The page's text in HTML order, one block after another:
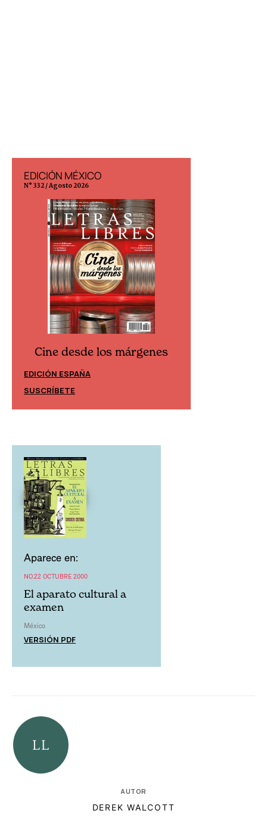
EDICIÓN MÉXICO
N° 332 / Agosto 2026
Cine desde los márgenes
EDICIÓN ESPAÑA
SUSCRÍBETE
Aparece en:
NO.22 OCTUBRE 2000
El aparato cultural a
examen
México
VERSIÓN PDF
AUTOR
DEREK WALCOTT